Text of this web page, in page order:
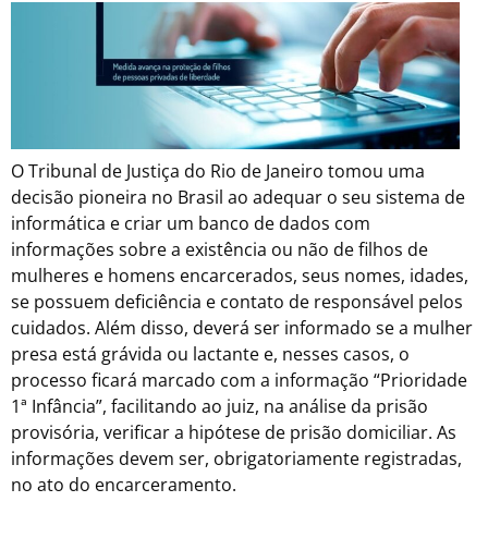
O Tribunal de Justiça do Rio de Janeiro tomou uma
decisão pioneira no Brasil ao adequar o seu sistema de
informática e criar um banco de dados com
informações sobre a existência ou não de filhos de
mulheres e homens encarcerados, seus nomes, idades,
se possuem deficiência e contato de responsável pelos
cuidados. Além disso, deverá ser informado se a mulher
presa está grávida ou lactante e, nesses casos, o
processo ficará marcado com a informação “Prioridade
1ª Infância”, facilitando ao juiz, na análise da prisão
provisória, verificar a hipótese de prisão domiciliar. As
informações devem ser, obrigatoriamente registradas,
no ato do encarceramento.